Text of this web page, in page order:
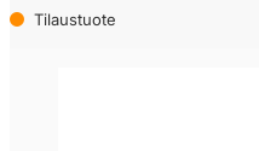
Tilaustuote